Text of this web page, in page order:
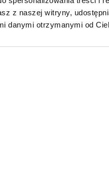
z naszej witryny,
danymi otrzymanymi od